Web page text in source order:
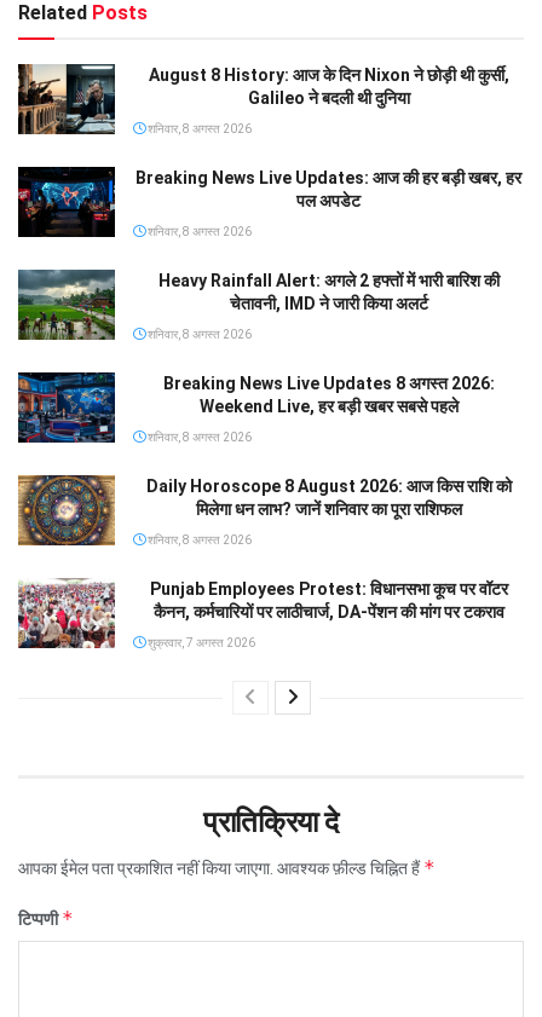
Related Posts
August 8 History: आज के दिन Nixon ने छोड़ी थी कुर्सी,
Galileo ने बदली थी दुनिया
शनिवार, 8 अगस्त 2026
Breaking News Live Updates: आज की हर बड़ी खबर, हर
पल अपडेट
शनिवार, 8 अगस्त 2026
Heavy Rainfall Alert: अगले 2 हफ्तों में भारी बारिश की
चेतावनी, IMD ने जारी किया अलर्ट
शनिवार, 8 अगस्त 2026
Breaking News Live Updates 8 अगस्त 2026:
Weekend Live, हर बड़ी खबर सबसे पहले
शनिवार, 8 अगस्त 2026
Daily Horoscope 8 August 2026: आज किस राशि को
मिलेगा धन लाभ? जानें शनिवार का पूरा राशिफल
शनिवार, 8 अगस्त 2026
Punjab Employees Protest: विधानसभा कूच पर वॉटर
कैनन, कर्मचारियों पर लाठीचार्ज, DA-पेंशन की मांग पर टकराव
शुक्रवार, 7 अगस्त 2026
प्रातिक्रिया दे
आपका ईमेल पता प्रकाशित नहीं किया जाएगा. आवश्यक फ़ील्ड चिह्नित हैं*
टिप्पणी*